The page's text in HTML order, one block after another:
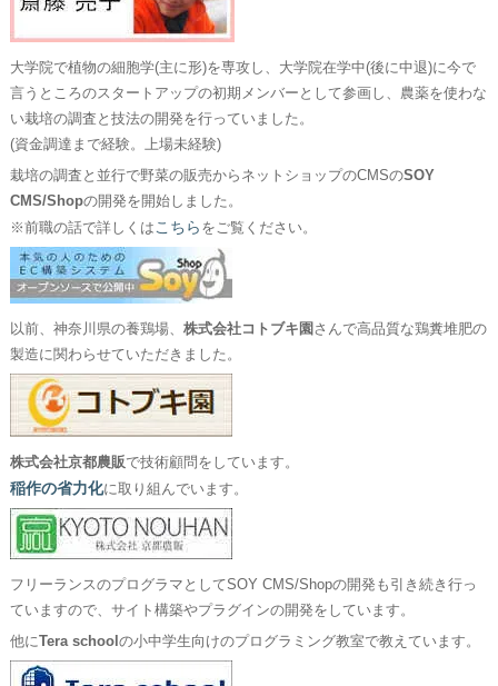
大学院で植物の細胞学(主に形)を専攻し、大学院在学中(後に中退)に今で
言うところのスタートアップの初期メンバーとして参画し、農薬を使わな
い栽培の調査と技法の開発を行っていました。
(資金調達まで経験。上場未経験)
栽培の調査と並行で野菜の販売からネットショップのCMSのSOY
CMS/Shopの開発を開始しました。
※前職の話で詳しくは こちら をご覧ください。
以前、神奈川県の養鶏場、 株式会社コトブキ園 さんで高品質な鶏糞堆肥の
製造に関わらせていただきました。
株式会社京都農販で技術顧問をしています。
稲作の省力化に取り組んでいます。
フリーランスのプログラマとしてSOY CMS/Shopの開発も引き続き行っ
ていますので、サイト構築やプラグインの開発をしています。
他にTera school の小中学生向けのプログラミング教室で教えています。